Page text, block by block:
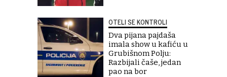
OTELI SE KONTROLI
Dva pijana pajdaša
imala show u kafiću u
Grubišnom Polju:
Razbijali čaše, jedan
pao na bor